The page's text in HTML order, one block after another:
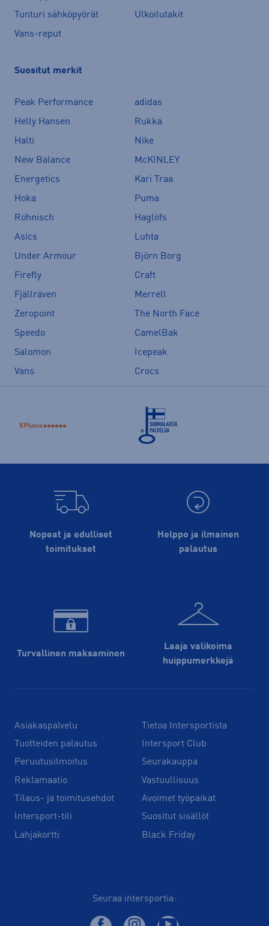
Tunturi sähköpyörät
Ulkoilutakit
Vans-reput
Suositut merkit
Peak Performance
adidas
Helly Hansen
Rukka
Halti
Nike
New Balance
McKINLEY
Energetics
Kari Traa
Hoka
Puma
Röhnisch
Haglöfs
Asics
Luhta
Under Armour
Björn Borg
Firefly
Craft
Fjällräven
Merrell
Zeropoint
The North Face
Speedo
CamelBak
Salomon
Icepeak
Vans
Crocs
Nopeat ja edulliset
toimitukset
Helppo ja ilmainen
palautus
Turvallinen maksaminen
Laaja valikoima
huippu­merkkejä
Asiakaspalvelu
Tuotteiden palautus
Peruutusilmoitus
Reklamaatio
Tilaus- ja toimitusehdot
Intersport-tili
Lahjakortti
Tietoa Intersportista
Intersport Club
Seurakauppa
Vastuullisuus
Avoimet työpaikat
Suositut sisällöt
Black Friday
Seuraa intersportia: